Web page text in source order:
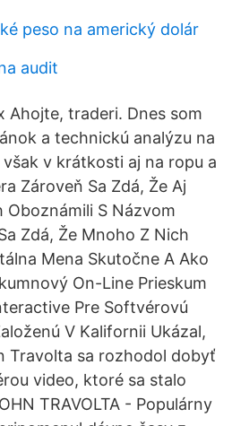
peso na americký dolár
audit
Ahojte, traderi. Dnes som
a technickú analýzu na
v krátkosti aj na ropu a
Zároveň Sa Zdá, Že Aj
Oboznámili S Názvom
Zdá, Že Mnoho Z Nich
Mena Skutočne A Ako
On-Line Prieskum
Pre Softvérovú
V Kalifornii Ukázal,
Travolta sa rozhodol dobyť
video, ktoré sa stalo
TRAVOLTA - Populárny